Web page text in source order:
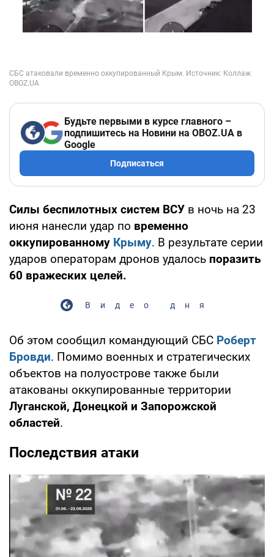
Будьте первыми в курсе главного –
подпишитесь на Новини на OBOZ.UA в
Google
Подписаться
Силы беспилотных систем ВСУ в ночь на 23
июня нанесли удар по временно
оккупированному Крыму. В результате серии
ударов операторам дронов удалось поразить
60 вражеских целей.
Видео дня
Об этом сообщил командующий СБС Роберт
Бровди. Помимо военных и стратегических
объектов на полуострове также были
атакованы оккупированные территории
Луганской, Донецкой и Запорожской
областей.
Последствия атаки